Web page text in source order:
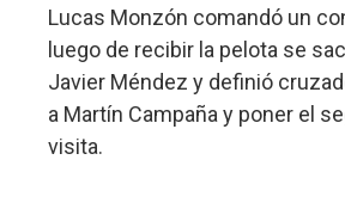
Lucas Monzón comandó un
luego de recibir la pelota se
Javier Méndez y definió
a Martín Campaña y poner el
visita.